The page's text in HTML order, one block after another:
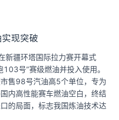
现突破
疆环塔国际拉力赛开幕式
103号”赛级燃油并投入使用。
售98号汽油高5个单位，专为
内高性能赛车燃油空白，终结
的局面，标志我国炼油技术达